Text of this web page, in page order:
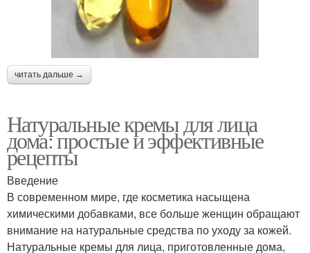
читать дальше →
Натуральные кремы для лица
дома: простые и эффективные
рецепты
Введение
В современном мире, где косметика насыщена
химическими добавками, все больше женщин обращают
внимание на натуральные средства по уходу за кожей.
Натуральные кремы для лица, приготовленные дома,